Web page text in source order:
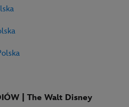
| The Walt Disney